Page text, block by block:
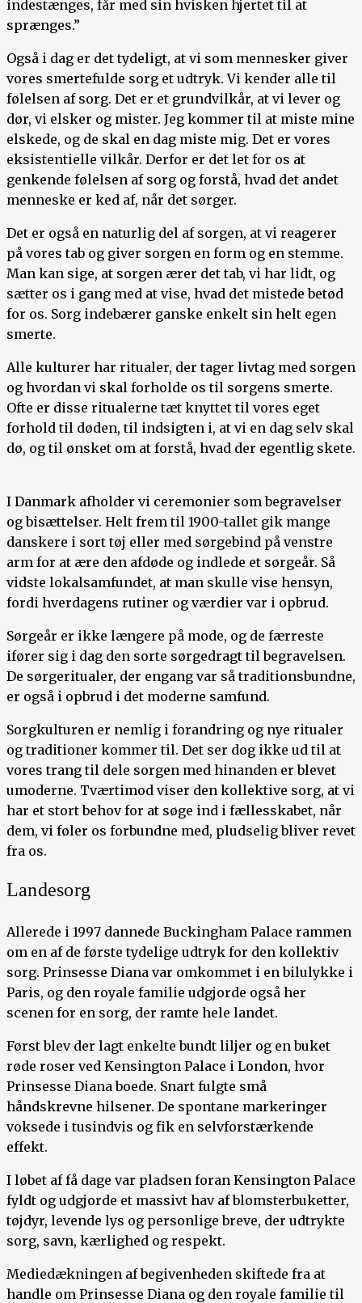
indestænges, får med sin hvisken hjertet til at
sprænges.”
Også i dag er det tydeligt, at vi som mennesker giver
vores smertefulde sorg et udtryk. Vi kender alle til
følelsen af sorg. Det er et grundvilkår, at vi lever og
dør, vi elsker og mister. Jeg kommer til at miste mine
elskede, og de skal en dag miste mig. Det er vores
eksistentielle vilkår. Derfor er det let for os at
genkende følelsen af sorg og forstå, hvad det andet
menneske er ked af, når det sørger.
Det er også en naturlig del af sorgen, at vi reagerer
på vores tab og giver sorgen en form og en stemme.
Man kan sige, at sorgen ærer det tab, vi har lidt, og
sætter os i gang med at vise, hvad det mistede betød
for os. Sorg indebærer ganske enkelt sin helt egen
smerte.
Alle kulturer har ritualer, der tager livtag med sorgen
og hvordan vi skal forholde os til sorgens smerte.
Ofte er disse ritualerne tæt knyttet til vores eget
forhold til døden, til indsigten i, at vi en dag selv skal
dø, og til ønsket om at forstå, hvad der egentlig skete.
I Danmark afholder vi ceremonier som begravelser
og bisættelser. Helt frem til 1900-tallet gik mange
danskere i sort tøj eller med sørgebind på venstre
arm for at ære den afdøde og indlede et sørgeår. Så
vidste lokalsamfundet, at man skulle vise hensyn,
fordi hverdagens rutiner og værdier var i opbrud.
Sørgeår er ikke længere på mode, og de færreste
ifører sig i dag den sorte sørgedragt til begravelsen.
De sørgeritualer, der engang var så traditionsbundne,
er også i opbrud i det moderne samfund.
Sorgkulturen er nemlig i forandring og nye ritualer
og traditioner kommer til. Det ser dog ikke ud til at
vores trang til dele sorgen med hinanden er blevet
umoderne. Tværtimod viser den kollektive sorg, at vi
har et stort behov for at søge ind i fællesskabet, når
dem, vi føler os forbundne med, pludselig bliver revet
fra os.
Landesorg
Allerede i 1997 dannede Buckingham Palace rammen
om en af de første tydelige udtryk for den kollektiv
sorg. Prinsesse Diana var omkommet i en bilulykke i
Paris, og den royale familie udgjorde også her
scenen for en sorg, der ramte hele landet.
Først blev der lagt enkelte bundt liljer og en buket
røde roser ved Kensington Palace i London, hvor
Prinsesse Diana boede. Snart fulgte små
håndskrevne hilsener. De spontane markeringer
voksede i tusindvis og fik en selvforstærkende
effekt.
I løbet af få dage var pladsen foran Kensington Palace
fyldt og udgjorde et massivt hav af blomsterbuketter,
tøjdyr, levende lys og personlige breve, der udtrykte
sorg, savn, kærlighed og respekt.
Mediedækningen af begivenheden skiftede fra at
handle om Prinsesse Diana og den royale familie til